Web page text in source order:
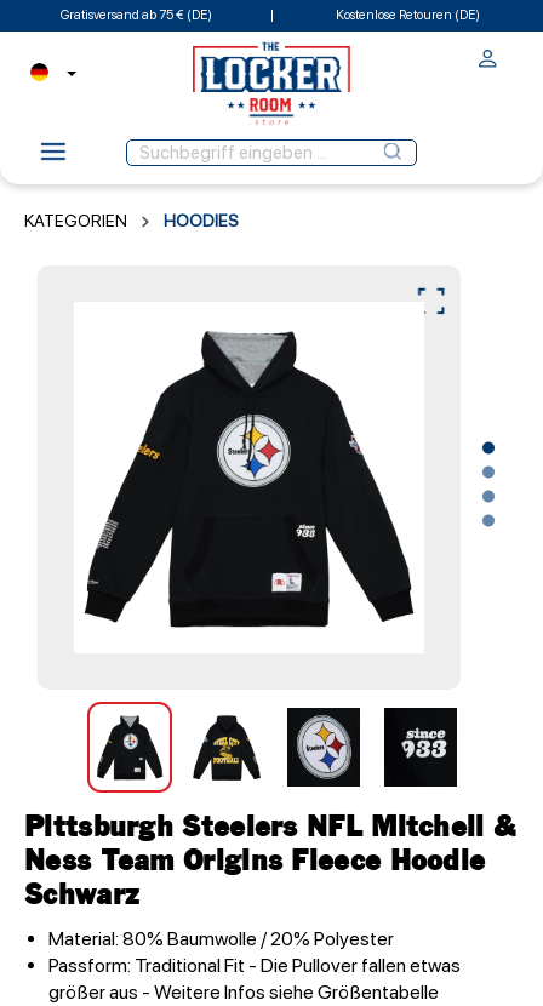
Gratisversand ab 75 € (DE) Kostenlose Retouren (DE)
KATEGORIEN HOODIES
Pittsburgh Steelers NFL Mitchell &
Ness Team Origins Fleece Hoodie
Schwarz
Material: 80% Baumwolle / 20% Polyester
Passform: Traditional Fit - Die Pullover fallen etwas
größer aus - Weitere Infos siehe Größentabelle